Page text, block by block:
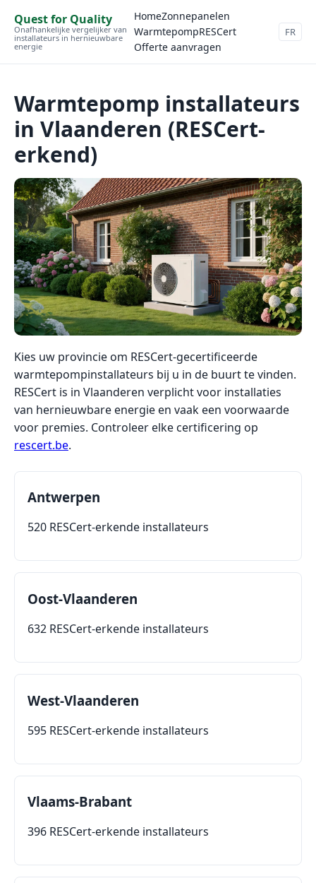
Quest for Quality
Onafhankelijke vergelijker van
installateurs in hernieuwbare
energie
HomeZonnepanelen
WarmtepompRESCert
Offerte aanvragen
FR
Warmtepomp installateurs
in Vlaanderen (RESCert-
erkend)
Kies uw provincie om RESCert-gecertificeerde
warmtepompinstallateurs bij u in de buurt te vinden.
RESCert is in Vlaanderen verplicht voor installaties
van hernieuwbare energie en vaak een voorwaarde
voor premies. Controleer elke certificering op
rescert.be.
Antwerpen
520 RESCert-erkende installateurs
Oost-Vlaanderen
632 RESCert-erkende installateurs
West-Vlaanderen
595 RESCert-erkende installateurs
Vlaams-Brabant
396 RESCert-erkende installateurs